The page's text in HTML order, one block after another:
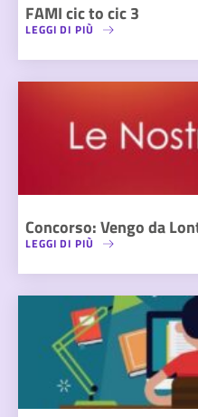
FAMI cic to cic 3
LEGGI DI PIÙ
Concorso: Vengo da
LEGGI DI PIÙ